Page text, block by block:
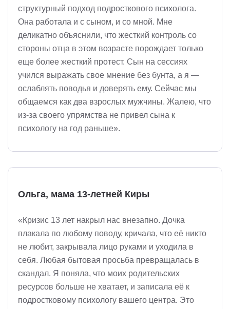
структурный подход подросткового психолога.
Она работала и с сыном, и со мной. Мне
деликатно объяснили, что жесткий контроль со
стороны отца в этом возрасте порождает только
еще более жесткий протест. Сын на сессиях
учился выражать свое мнение без бунта, а я —
ослаблять поводья и доверять ему. Сейчас мы
общаемся как два взрослых мужчины. Жалею, что
из-за своего упрямства не привел сына к
психологу на год раньше».
Ольга, мама 13-летней Киры
«Кризис 13 лет накрыл нас внезапно. Дочка
плакала по любому поводу, кричала, что её никто
не любит, закрывала лицо руками и уходила в
себя. Любая бытовая просьба превращалась в
скандал. Я поняла, что моих родительских
ресурсов больше не хватает, и записала её к
подростковому психологу вашего центра. Это